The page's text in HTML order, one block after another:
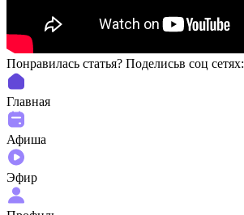
Понравилась статья? Поделиcьв соц сетях:
Главная
Афиша
Эфир